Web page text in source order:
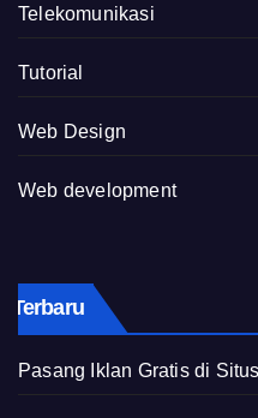
Telekomunikasi
Tutorial
Web Design
Web development
Terbaru
Pasang Iklan Gratis di